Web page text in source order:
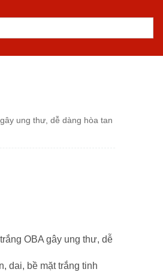
ung thư, dễ dàng hòa tan
OBA gây ung thư, dễ
dai, bề mặt trắng tinh